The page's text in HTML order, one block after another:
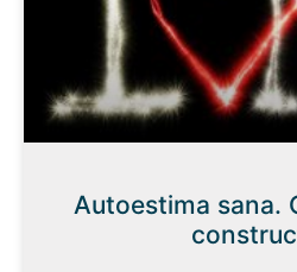
Autoestima sana.